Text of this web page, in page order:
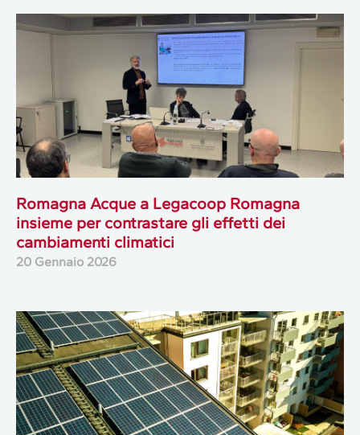
Romagna Acque a Legacoop Romagna
insieme per contrastare gli effetti dei
cambiamenti climatici
20 Gennaio 2026